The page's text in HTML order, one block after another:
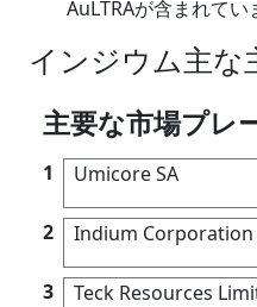
AuLTRAが含まれてい
インジウム主な
主要な市場プレ
1 Umicore SA
2 Indium Corporation
3 Teck Resources